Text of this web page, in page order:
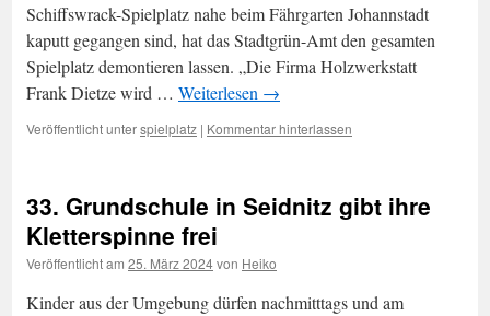
Schiffswrack-Spielplatz nahe beim Fährgarten Johannstadt
kaputt gegangen sind, hat das Stadtgrün-Amt den gesamten
Spielplatz demontieren lassen. „Die Firma Holzwerkstatt
Frank Dietze wird … Weiterlesen →
Veröffentlicht unterspielplatz | Kommentar hinterlassen
33. Grundschule in Seidnitz gibt ihre
Kletterspinne frei
Veröffentlicht am 25. März 2024von Heiko
Kinder aus der Umgebung dürfen nachmitttags und am